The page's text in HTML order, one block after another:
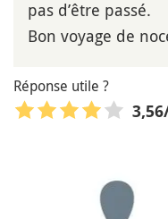
pas d’être passé.
Bon voyage de
Réponse utile ?
3,56